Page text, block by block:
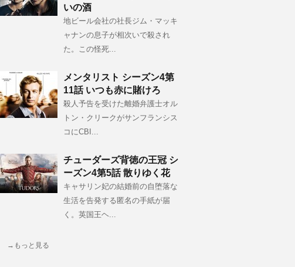
いの酒
地ビール会社の社長ジム・マッキ
ャナンの息子が相次いで殺され
た。この怪死...
メンタリスト シーズン4第
11話 いつも赤に賭けろ
殺人予告を受けた離婚弁護士オル
トン・クリークがサンフランシス
コにCBI...
チューダーズ背徳の王冠 シ
ーズン4第5話 散りゆく花
キャサリン妃の結婚前の自堕落な
生活を告発する匿名の手紙が届
く。英国王ヘ...
→もっと見る